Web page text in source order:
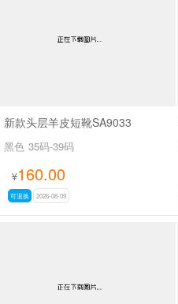
新款头层羊皮短靴SA9033
黑色 35码-39码
¥160.00
可退换 2026-08-09